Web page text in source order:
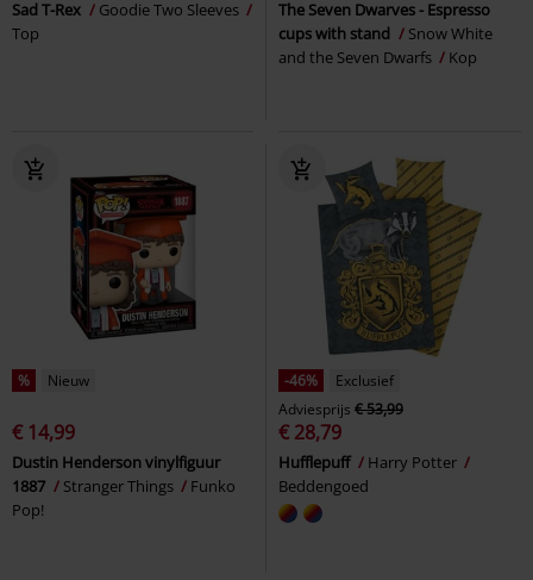
Sad T-Rex
Goodie Two Sleeves
Top
The Seven Dwarves - Espresso
cups with stand
Snow White
and the Seven Dwarfs
Kop
% Nieuw
€ 14,99
Dustin Henderson vinylfiguur
1887
Stranger Things
Funko
Pop!
-46%
Exclusief
Adviesprijs € 53,99
€ 28,79
Hufflepuff
Harry Potter
Beddengoed